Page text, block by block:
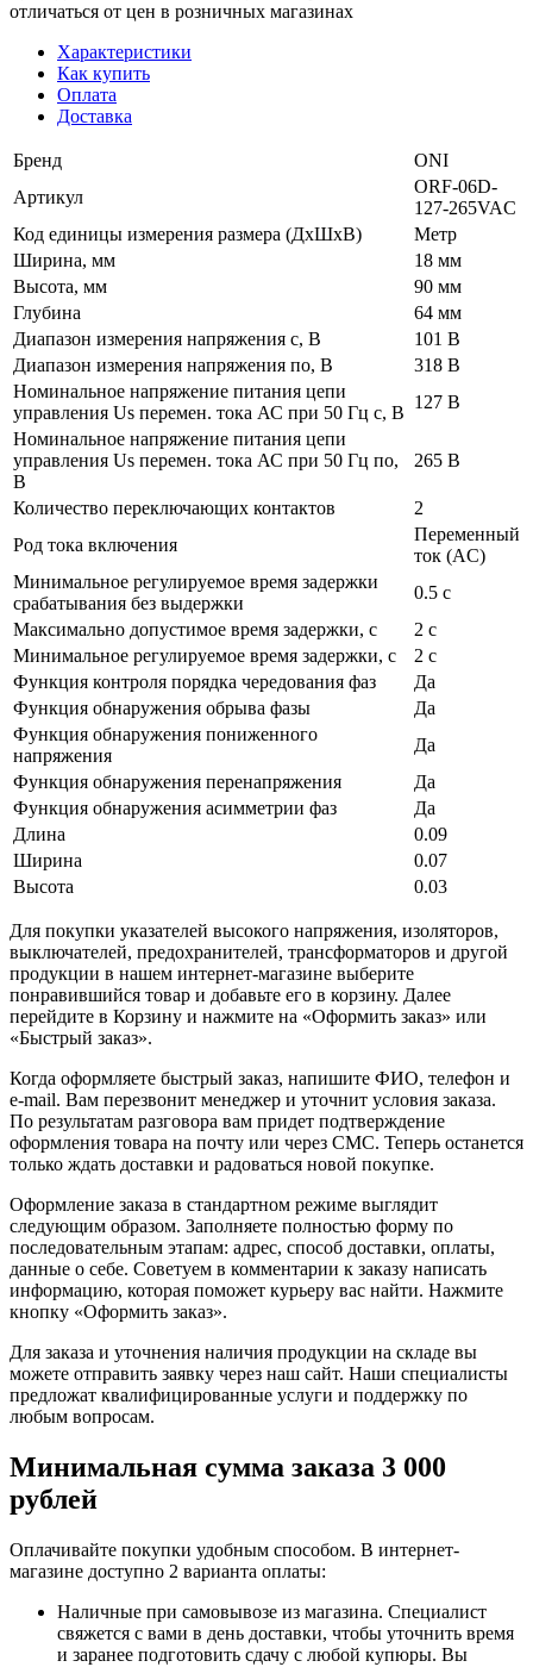
отличаться от цен в розничных магазинах
Характеристики
Как купить
Оплата
Доставка
Бренд
ONI
Артикул
ORF-06D-
127-265VAC
Код единицы измерения размера (ДхШхВ)
Метр
Ширина, мм
18 мм
Высота, мм
90 мм
Глубина
64 мм
Диапазон измерения напряжения с, В
101 В
Диапазон измерения напряжения по, В
318 В
Номинальное напряжение питания цепи
управления Us перемен. тока АС при 50 Гц с, В
127 В
Номинальное напряжение питания цепи
управления Us перемен. тока АС при 50 Гц по,
В
265 В
Количество переключающих контактов
2
Род тока включения
Переменный
ток (AC)
Минимальное регулируемое время задержки
срабатывания без выдержки
0.5 с
Максимально допустимое время задержки, с
2 с
Минимальное регулируемое время задержки, с
2 с
Функция контроля порядка чередования фаз
Да
Функция обнаружения обрыва фазы
Да
Функция обнаружения пониженного
напряжения
Да
Функция обнаружения перенапряжения
Да
Функция обнаружения асимметрии фаз
Да
Длина
0.09
Ширина
0.07
Высота
0.03
Для покупки указателей высокого напряжения, изоляторов,
выключателей, предохранителей, трансформаторов и другой
продукции в нашем интернет-магазине выберите
понравившийся товар и добавьте его в корзину. Далее
перейдите в Корзину и нажмите на «Оформить заказ» или
«Быстрый заказ».
Когда оформляете быстрый заказ, напишите ФИО, телефон и
e-mail. Вам перезвонит менеджер и уточнит условия заказа.
По результатам разговора вам придет подтверждение
оформления товара на почту или через СМС. Теперь останется
только ждать доставки и радоваться новой покупке.
Оформление заказа в стандартном режиме выглядит
следующим образом. Заполняете полностью форму по
последовательным этапам: адрес, способ доставки, оплаты,
данные о себе. Советуем в комментарии к заказу написать
информацию, которая поможет курьеру вас найти. Нажмите
кнопку «Оформить заказ».
Для заказа и уточнения наличия продукции на складе вы
можете отправить заявку через наш сайт. Наши специалисты
предложат квалифицированные услуги и поддержку по
любым вопросам.
Минимальная сумма заказа 3 000
рублей
Оплачивайте покупки удобным способом. В интернет-
магазине доступно 2 варианта оплаты:
Наличные при самовывозе из магазина. Специалист
свяжется с вами в день доставки, чтобы уточнить время
и заранее подготовить сдачу с любой купюры. Вы